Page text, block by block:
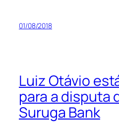
01/08/2018
Luiz Otávio
para a disputa
Suruga Bank